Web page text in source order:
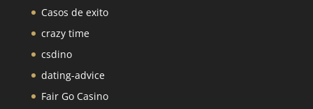
Casos de exito
crazy time
csdino
dating-advice
Fair Go Casino